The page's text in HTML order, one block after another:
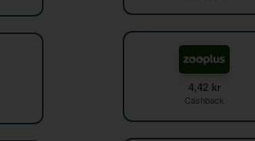
4,42 kr
Cashback